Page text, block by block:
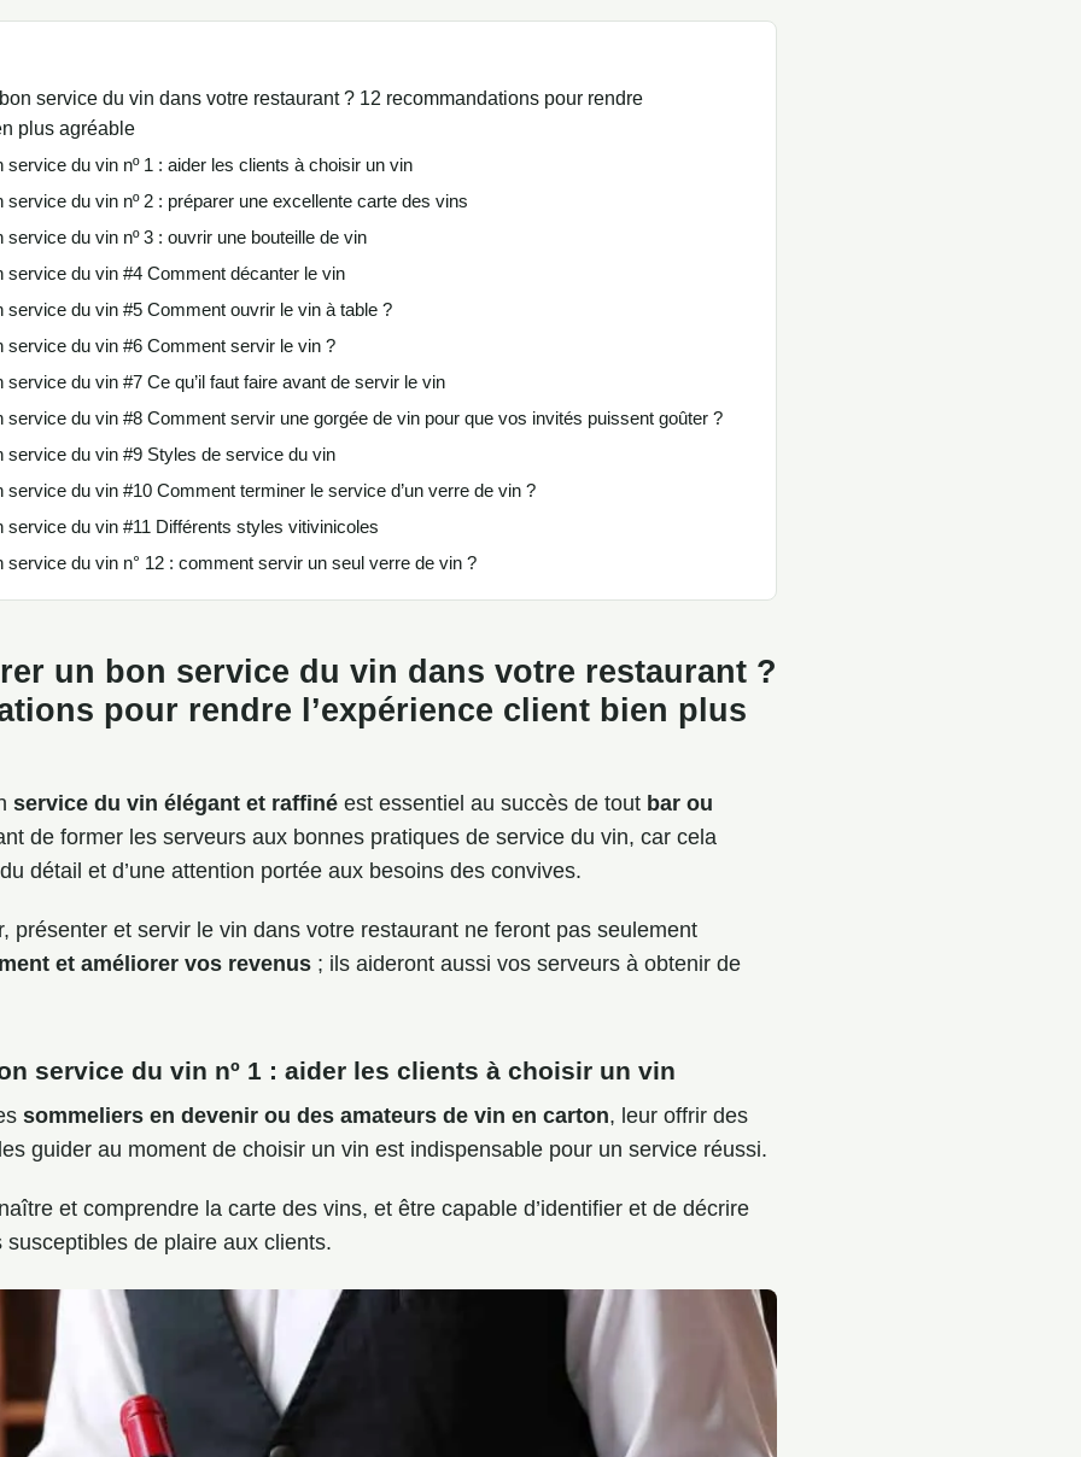
service du vin dans votre restaurant ? 12 recommandations pour rendre
plus agréable
service du vin nº 1 : aider les clients à choisir un vin
service du vin nº 2 : préparer une excellente carte des vins
service du vin nº 3 : ouvrir une bouteille de vin
service du vin #4 Comment décanter le vin
service du vin #5 Comment ouvrir le vin à table ?
service du vin #6 Comment servir le vin ?
du vin #7 Ce qu’il faut faire avant de servir le vin
service du vin #8 Comment servir une gorgée de vin pour que vos invités puissent goûter ?
service du vin #9 Styles de service du vin
service du vin #10 Comment terminer le service d’un verre de vin ?
service du vin #11 Différents styles vitivinicoles
service du vin n° 12 : comment servir un seul verre de vin ?
un bon service du vin dans votre restaurant ?
pour rendre l’expérience client bien plus
service du vin élégant et raffiné est essentiel au succès de tout bar ou
de former les serveurs aux bonnes pratiques de service du vin, car cela
détail et d’une attention portée aux besoins des convives.
présenter et servir le vin dans votre restaurant ne feront pas seulement
et améliorer vos revenus ; ils aideront aussi vos serveurs à obtenir de
service du vin nº 1 : aider les clients à choisir un vin
sommeliers en devenir ou des amateurs de vin en carton, leur offrir des
guider au moment de choisir un vin est indispensable pour un service réussi.
et comprendre la carte des vins, et être capable d’identifier et de décrire
de plaire aux clients.